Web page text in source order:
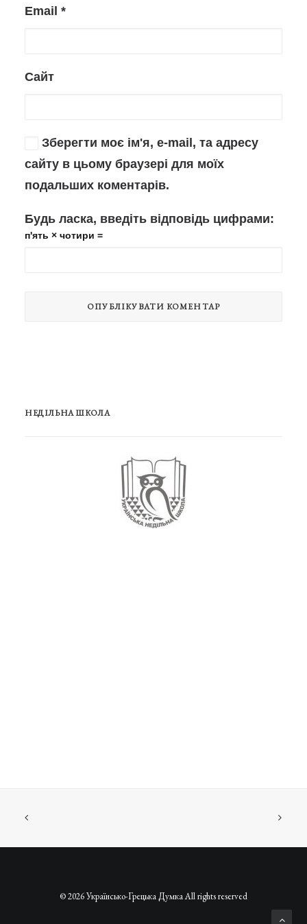
Email *
Сайт
Зберегти моє ім'я, e-mail, та адресу
сайту в цьому браузері для моїх
подальших коментарів.
Будь ласка, введіть відповідь цифрами:
п'ять × чотири =
НЕДІЛЬНА ШКОЛА
© 2026 Українсько-Грецька Думка All rights reserved